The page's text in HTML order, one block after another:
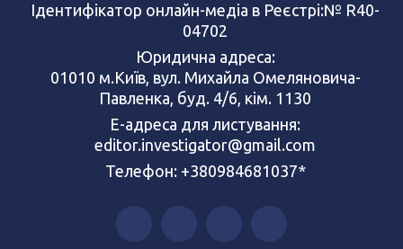
Ідентифікатор онлайн-медіа в Реєстрі:№ R40-
04702
Юридична адреса:
01010 м.Київ, вул. Михайла Омеляновича-
Павленка, буд. 4/6, кім. 1130
Е-адреса для листування:
editor.investigator@gmail.com
Телефон: +380984681037*